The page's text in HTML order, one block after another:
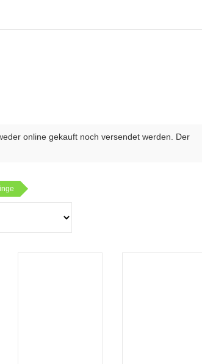
online gekauft noch versendet werden. Der